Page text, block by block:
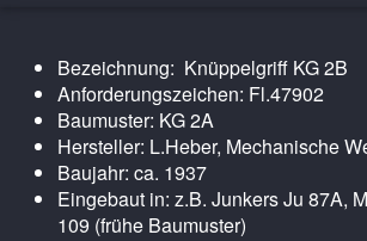
Bezeichnung: Knüppelgriff KG 2B
Anforderungszeichen: Fl.47902
Baumuster: KG 2A
Hersteller: L.Heber, Mechanische
Baujahr: ca. 1937
Eingebaut in: z.B. Junkers Ju 87A,
109 (frühe Baumuster)